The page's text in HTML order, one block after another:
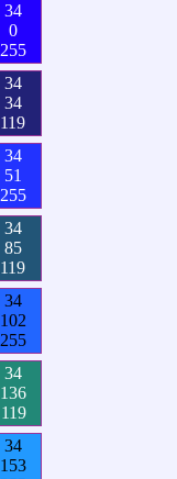
34
0
255
34
34
119
34
51
255
34
85
119
34
102
255
34
136
119
34
153